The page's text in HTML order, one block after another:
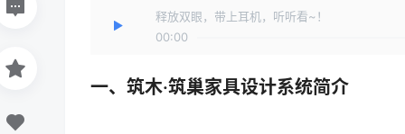
释放双眼，带上耳机，听听看~！
00:00
一、筑木·筑巢家具设计系统简介